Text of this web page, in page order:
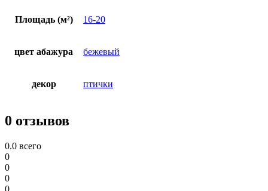
Площадь (м²) 16-20
цвет абажура бежевый
декор птички
0 отзывов
0.0 всего
0
0
0
0